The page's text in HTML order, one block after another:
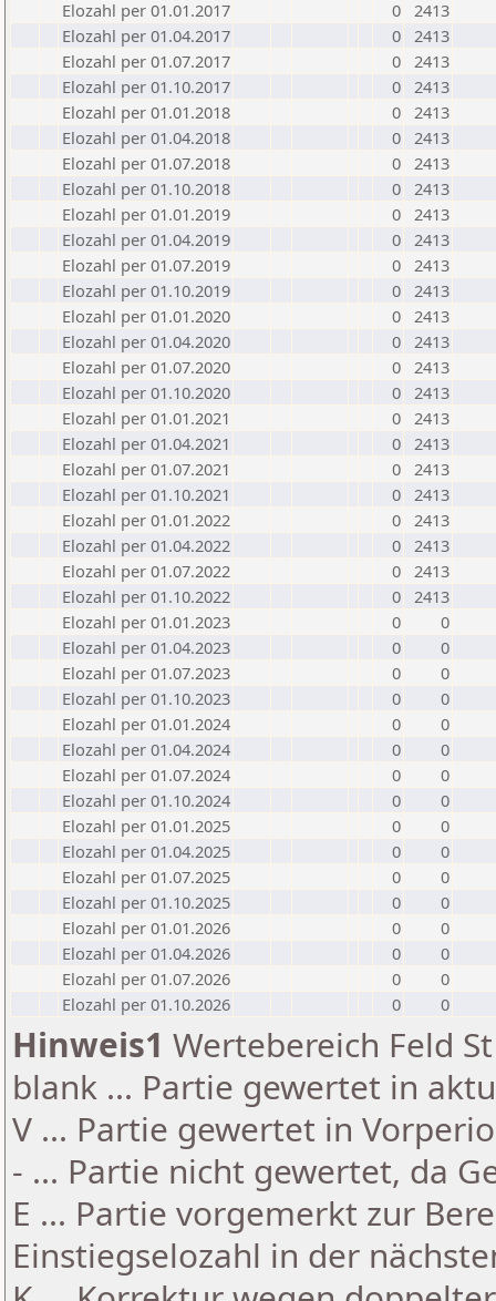
Elozahl per 01.01.2017
0 2413
Elozahl per 01.04.2017
0 2413
Elozahl per 01.07.2017
0 2413
Elozahl per 01.10.2017
0 2413
Elozahl per 01.01.2018
0 2413
Elozahl per 01.04.2018
0 2413
Elozahl per 01.07.2018
0 2413
Elozahl per 01.10.2018
0 2413
Elozahl per 01.01.2019
0 2413
Elozahl per 01.04.2019
0 2413
Elozahl per 01.07.2019
0 2413
Elozahl per 01.10.2019
0 2413
Elozahl per 01.01.2020
0 2413
Elozahl per 01.04.2020
0 2413
Elozahl per 01.07.2020
0 2413
Elozahl per 01.10.2020
0 2413
Elozahl per 01.01.2021
0 2413
Elozahl per 01.04.2021
0 2413
Elozahl per 01.07.2021
0 2413
Elozahl per 01.10.2021
0 2413
Elozahl per 01.01.2022
0 2413
Elozahl per 01.04.2022
0 2413
Elozahl per 01.07.2022
0 2413
Elozahl per 01.10.2022
0 2413
Elozahl per 01.01.2023
0
0
Elozahl per 01.04.2023
0
0
Elozahl per 01.07.2023
0
0
Elozahl per 01.10.2023
0
0
Elozahl per 01.01.2024
0
0
Elozahl per 01.04.2024
0
0
Elozahl per 01.07.2024
0
0
Elozahl per 01.10.2024
0
0
Elozahl per 01.01.2025
0
0
Elozahl per 01.04.2025
0
0
Elozahl per 01.07.2025
0
0
Elozahl per 01.10.2025
0
0
Elozahl per 01.01.2026
0
0
Elozahl per 01.04.2026
0
0
Elozahl per 01.07.2026
0
0
Elozahl per 01.10.2026
0 0
Hinweis1 Wertebereich Feld
blank ... Partie gewertet in
V ... Partie gewertet in
- ... Partie nicht gewertet, da
E ... Partie vorgemerkt zur
Einstiegselozahl in der